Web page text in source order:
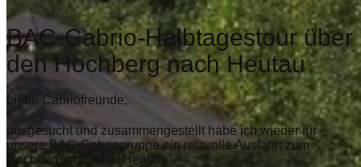
BAC-Cabrio-Halbtagestour über
den Hochberg nach Heutau
Liebe Cabriofreunde,
ausgesucht und zusammengestellt habe ich wieder für
unsere BAC-Cabriogruppe ein reizvolle Ausfahrt zum
Hochberg und nach Heutau.